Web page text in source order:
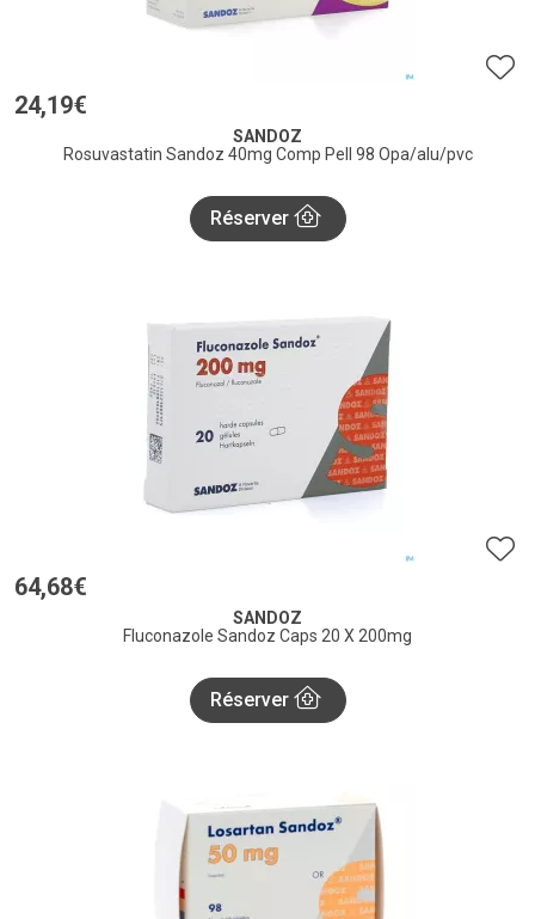
24,19€
SANDOZ
Rosuvastatin Sandoz 40mg Comp Pell 98 Opa/alu/pvc
Réserver
64,68€
SANDOZ
Fluconazole Sandoz Caps 20 X 200mg
Réserver